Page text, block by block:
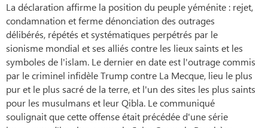
La déclaration affirme la position du peuple yéménite : rejet,
condamnation et ferme dénonciation des outrages
délibérés, répétés et systématiques perpétrés par le
sionisme mondial et ses alliés contre les lieux saints et les
symboles de l'islam. Le dernier en date est l'outrage commis
par le criminel infidèle Trump contre La Mecque, lieu le plus
pur et le plus sacré de la terre, et l'un des sites les plus saints
pour les musulmans et leur Qibla. Le communiqué
soulignait que cette offense était précédée d'une série